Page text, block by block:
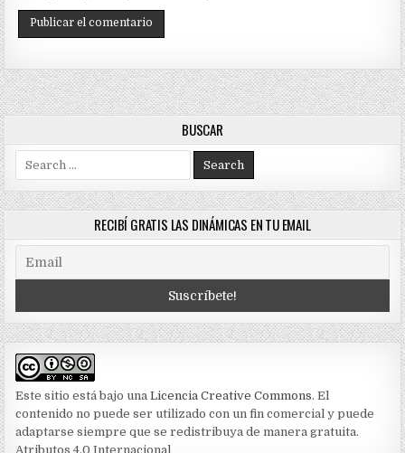
BUSCAR
for:
RECIBÍ GRATIS LAS DINÁMICAS EN TU EMAIL
Este sitio está bajo unaLicencia Creative Commons. El
contenido no puede ser utilizado con un fin comercial y puede
adaptarse siempre que se redistribuya de manera gratuita.
Atributos 4.0 Internacional